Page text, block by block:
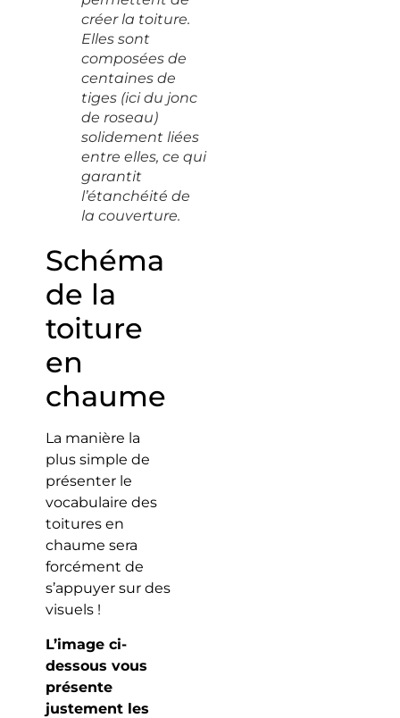
créer la toiture.
Elles sont
composées de
centaines de
tiges (ici du jonc
de roseau)
solidement liées
entre elles, ce qui
garantit
l’étanchéité de
la couverture.
Schéma
de la
toiture
en
chaume
La manière la
plus simple de
présenter le
vocabulaire des
toitures en
chaume sera
forcément de
s’appuyer sur des
visuels !
L’image ci-
dessous vous
présente
justement les